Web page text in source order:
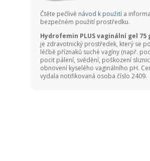
Čtěte pečlivě návod k použitía
bezpečném použití prostředku.
Hydrofemin PLUS vaginální gel 75
je zdravotnický prostředek, který se
léčbě příznaků suché vagíny (např.
pocit pálení, svědění, poškození
obnovení kyselého vaginálního pH.
vydala notifikovaná osoba číslo 2409.